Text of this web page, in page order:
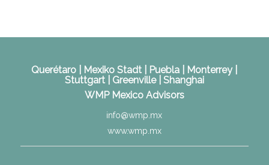
Querétaro | Mexiko Stadt | Puebla | Monterrey |
Stuttgart | Greenville | Shanghai
WMP Mexico Advisors
info@wmp.mx
www.wmp.mx